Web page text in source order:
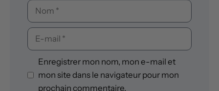
Nom
E-
mail
Enregistrer mon nom, mon e-mail et
mon site dans le navigateur pour mon
prochain commentaire.